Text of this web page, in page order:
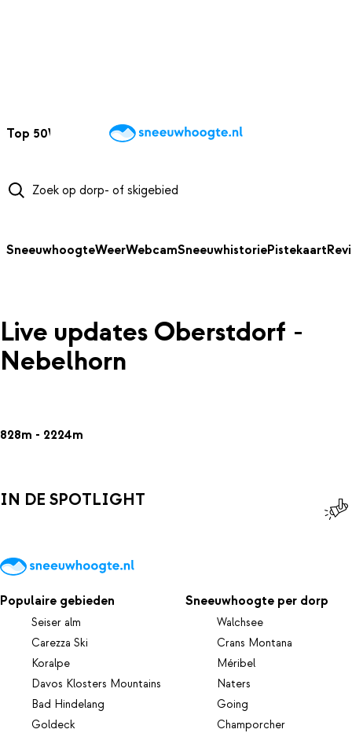
Top 50Webcams WintersportweerKaarten
SneeuwhoogteWeerWebcamSneeuwhistoriePistekaart
Live updates Oberstdorf -
Nebelhorn
828m - 2224m
IN DE SPOTLIGHT
Populaire gebieden
Seiser alm
Carezza Ski
Koralpe
Davos Klosters Mountains
Bad Hindelang
Goldeck
Sneeuwhoogte per dorp
Walchsee
Crans Montana
Méribel
Naters
Going
Champorcher